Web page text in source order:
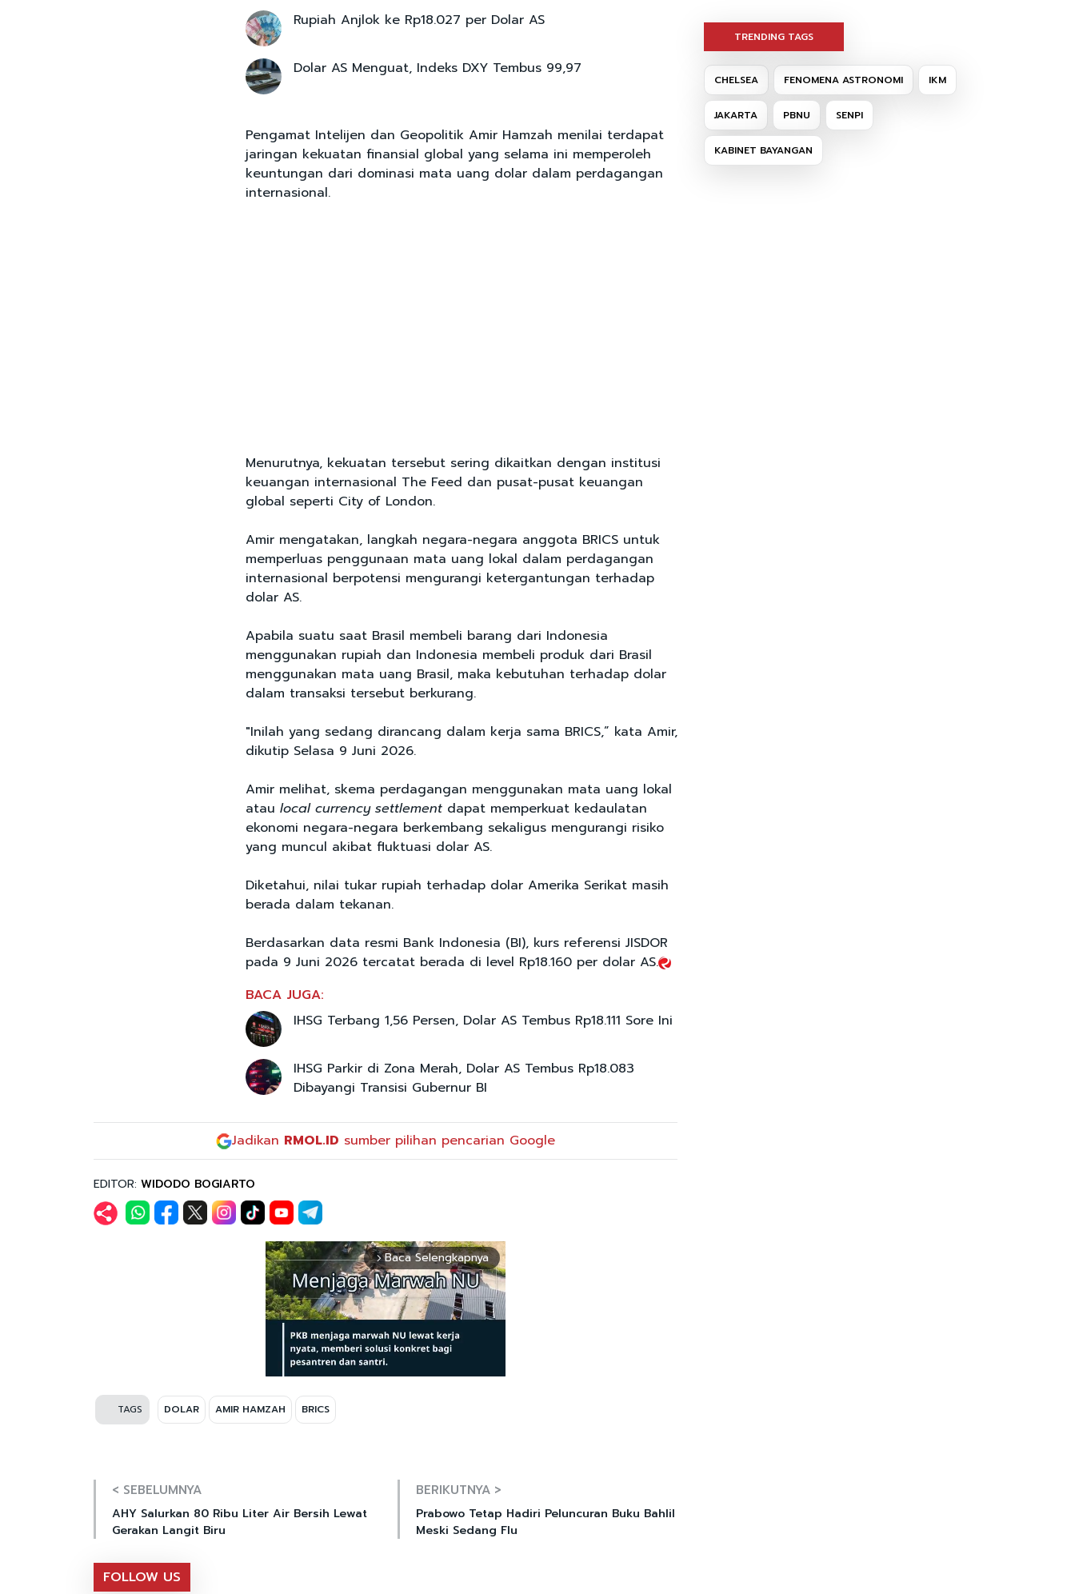
Rupiah Anjlok ke Rp18.027 per Dolar AS
Dolar AS Menguat, Indeks DXY Tembus 99,97
Pengamat Intelijen dan Geopolitik Amir Hamzah menilai terdapat
jaringan kekuatan finansial global yang selama ini memperoleh
keuntungan dari dominasi mata uang dolar dalam perdagangan
internasional.
Menurutnya, kekuatan tersebut sering dikaitkan dengan institusi
keuangan internasional The Feed dan pusat-pusat keuangan
global seperti City of London.
Amir mengatakan, langkah negara-negara anggota BRICS untuk
memperluas penggunaan mata uang lokal dalam perdagangan
internasional berpotensi mengurangi ketergantungan terhadap
dolar AS.
Apabila suatu saat Brasil membeli barang dari Indonesia
menggunakan rupiah dan Indonesia membeli produk dari Brasil
menggunakan mata uang Brasil, maka kebutuhan terhadap dolar
dalam transaksi tersebut berkurang.
"Inilah yang sedang dirancang dalam kerja sama BRICS,” kata Amir,
dikutip Selasa 9 Juni 2026.
Amir melihat, skema perdagangan menggunakan mata uang lokal
atau local currency settlement dapat memperkuat kedaulatan
ekonomi negara-negara berkembang sekaligus mengurangi risiko
yang muncul akibat fluktuasi dolar AS.
Diketahui, nilai tukar rupiah terhadap dolar Amerika Serikat masih
berada dalam tekanan.
Berdasarkan data resmi Bank Indonesia (BI), kurs referensi JISDOR
pada 9 Juni 2026 tercatat berada di level Rp18.160 per dolar AS.
BACA JUGA:
IHSG Terbang 1,56 Persen, Dolar AS Tembus Rp18.111 Sore Ini
IHSG Parkir di Zona Merah, Dolar AS Tembus Rp18.083
Dibayangi Transisi Gubernur BI
Jadikan RMOL.ID sumber pilihan pencarian Google
EDITOR: WIDODO BOGIARTO
arrow_forward_ios Baca Selengkapnya
TAGS DOLAR AMIR HAMZAH BRICS
< SEBELUMNYA
AHY Salurkan 80 Ribu Liter Air Bersih Lewat
Gerakan Langit Biru
BERIKUTNYA >
Prabowo Tetap Hadiri Peluncuran Buku Bahlil
Meski Sedang Flu
FOLLOW US
TRENDING TAGS
CHELSEA FENOMENA ASTRONOMI IKM
JAKARTA PBNU SENPI
KABINET BAYANGAN